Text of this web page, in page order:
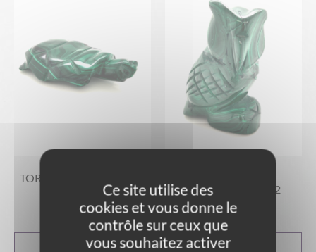
TORTUE EN MALACHITE
23,00€
AJOUTER AU
MALACHITE RÉF 2
43,00
AJOUTER AU
Ce site utilise des
cookies et vous donne le
contrôle sur ceux que
vous souhaitez activer